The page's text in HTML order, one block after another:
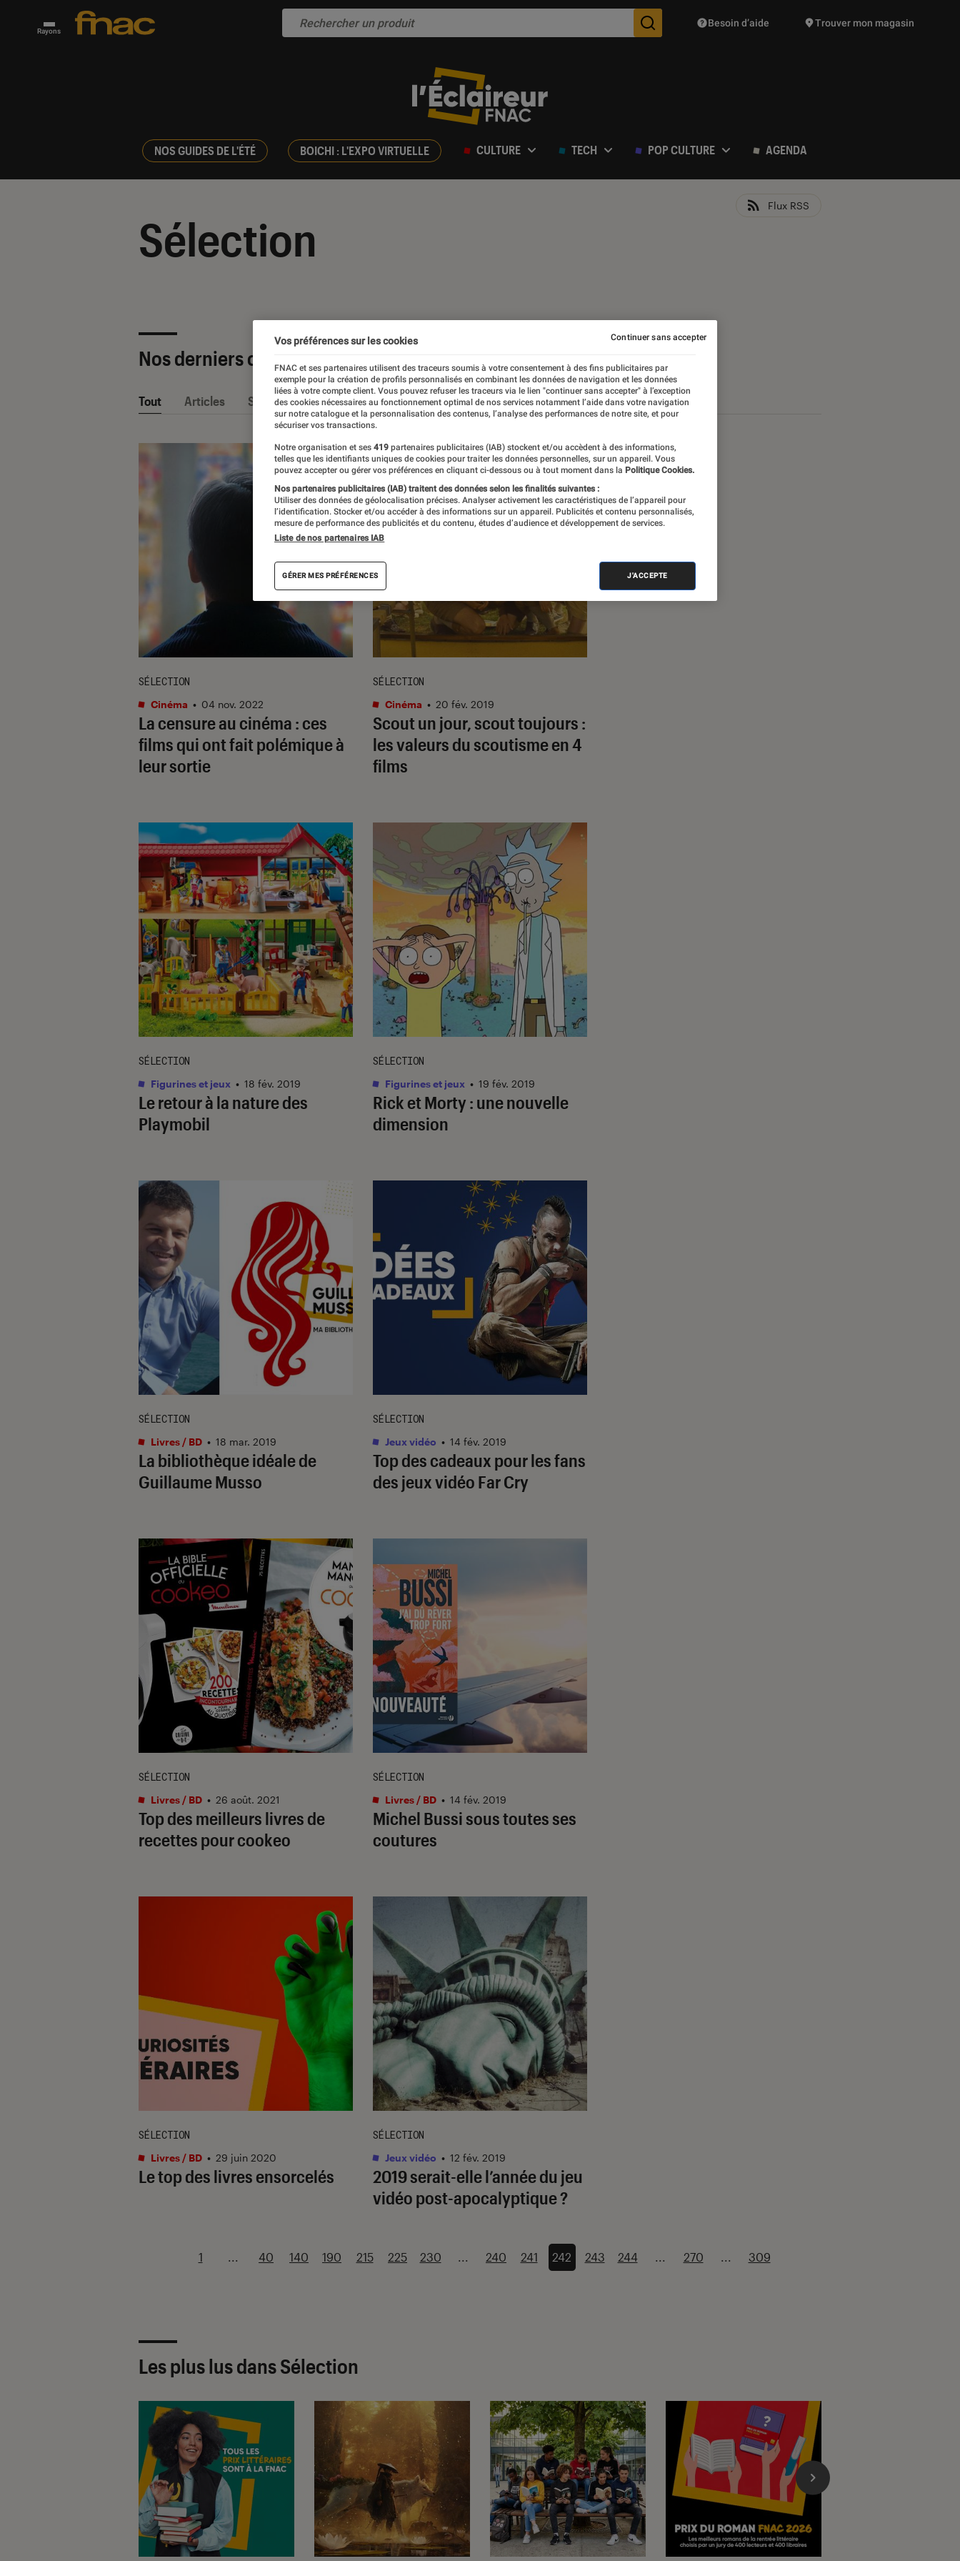
Rayons Des suggestions de produits vont vous être proposées
Besoin d’aide Trouver mon magasin
NOS GUIDES DE L'ÉTÉ BOICHI : L'EXPO VIRTUELLE CULTURE TECH POP CULTURE AGENDA
Sélection
Flux RSS
Nos derniers contenus
Tout Articles Sélections et guides
La censure au cinéma : ces
films qui ont fait polémique à
leur sortie
SÉLECTION
Cinéma • 04 nov. 2022
Scout un jour, scout toujours :
les valeurs du scoutisme en 4
films
SÉLECTION
Cinéma • 20 fév. 2019
Le retour à la nature des
Playmobil
SÉLECTION
Figurines et jeux • 18 fév. 2019
Rick et Morty : une nouvelle
dimension
SÉLECTION
Figurines et jeux • 19 fév. 2019
La bibliothèque idéale de
Guillaume Musso
SÉLECTION
Livres / BD • 18 mar. 2019
Top des cadeaux pour les fans
des jeux vidéo Far Cry
SÉLECTION
Jeux vidéo • 14 fév. 2019
Top des meilleurs livres de
recettes pour cookeo
SÉLECTION
Livres / BD • 26 août. 2021
Michel Bussi sous toutes ses
coutures
SÉLECTION
Livres / BD • 14 fév. 2019
Le top des livres ensorcelés
SÉLECTION
Livres / BD • 29 juin 2020
2019 serait-elle l’année du jeu
vidéo post-apocalyptique ?
SÉLECTION
Jeux vidéo • 12 fév. 2019
1 ... 40 140 190 215 225 230 ... 240 241 242 243 244 ... 270 ... 309
Les plus lus dans Sélection
Vos préférences sur les cookies
FNAC et ses partenaires utilisent des traceurs soumis à votre consentement à des fins publicitaires par
exemple pour la création de profils personnalisés en combinant les données de navigation et les données
liées à votre compte client. Vous pouvez refuser les traceurs via le lien "continuer sans accepter" à l’exception
des cookies nécessaires au fonctionnement optimal de nos services notamment l’aide dans votre navigation
sur notre catalogue et la personnalisation des contenus, l’analyse des performances de notre site, et pour
sécuriser vos transactions.
Notre organisation et ses 419 partenaires publicitaires (IAB) stockent et/ou accèdent à des informations,
telles que les identifiants uniques de cookies pour traiter les données personnelles, sur un appareil. Vous
pouvez accepter ou gérer vos préférences en cliquant ci-dessous ou à tout moment dans la Politique Cookies.
Nos partenaires publicitaires (IAB) traitent des données selon les finalités suivantes :
Utiliser des données de géolocalisation précises. Analyser activement les caractéristiques de l’appareil pour
l’identification. Stocker et/ou accéder à des informations sur un appareil. Publicités et contenu personnalisés,
mesure de performance des publicités et du contenu, études d’audience et développement de services.
Liste de nos partenaires IAB
GÉRER MES PRÉFÉRENCES J'ACCEPTE
Continuer sans accepter